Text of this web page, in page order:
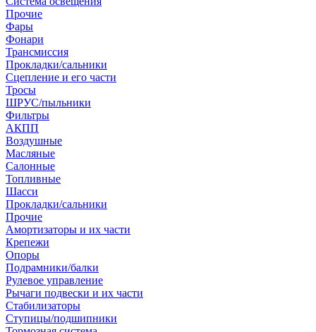
Прочие
Фары
Фонари
Трансмиссия
Прокладки/сальники
Сцепление и его части
Тросы
ШРУС/пыльники
Фильтры
АКПП
Воздушные
Масляные
Салонные
Топливные
Шасси
Прокладки/сальники
Прочие
Амортизаторы и их части
Крепежи
Опоры
Подрамники/балки
Рулевое управление
Рычаги подвески и их части
Стабилизаторы
Ступицы/подшипники